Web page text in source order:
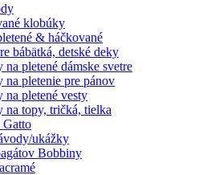
klobúky
& háčkované
bábätká, detské deky
na pletené dámske svetre
na pletenie pre pánov
na pletené vesty
na topy, tričká, tielka
ukážky
Bobbiny